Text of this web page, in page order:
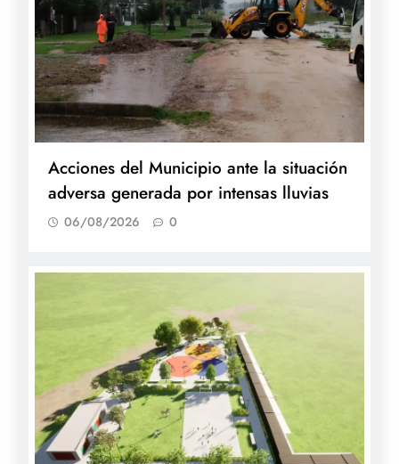
Acciones del Municipio ante la situación
adversa generada por intensas lluvias
06/08/2026 0